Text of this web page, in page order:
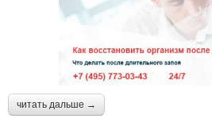
читать дальше →